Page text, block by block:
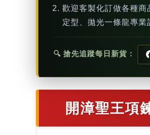
歡迎客製化訂做各種商
定型、拋光一條龍專業
🔍 搶先追蹤每日新貨：
開漳聖王項